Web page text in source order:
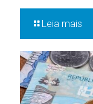
Leia mais